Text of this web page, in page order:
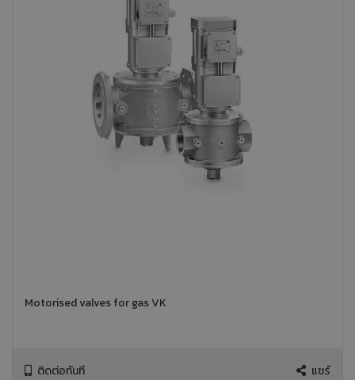
Motorised valves for gas VK
ติดต่อทันที แชร์